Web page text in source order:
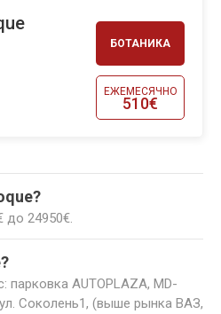
БОТАНИКА
ЕЖЕМЕСЯЧНО
510€
до 24950€.
парковка AUTOPLAZA, MD-
Соколень1, (выше рынка ВАЗ,